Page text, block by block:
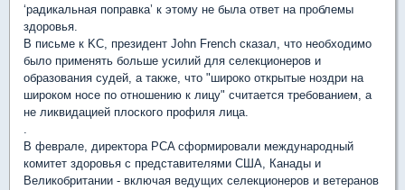
‘радикальная поправка’ к этому не была ответ на проблемы
здоровья.
В письме к KC, президент John French сказал, что необходимо
было применять больше усилий для селекционеров и
образования судей, а также, что "широко открытые ноздри на
широком носе по отношению к лицу" считается требованием, а
не ликвидацией плоского профиля лица.
.
В феврале, директора PCA сформировали международный
комитет здоровья с представителями США, Канады и
Великобритании - включая ведущих селекционеров и ветеранов